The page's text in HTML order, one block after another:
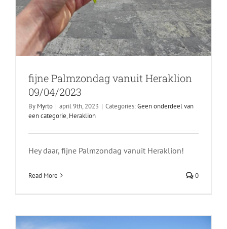
fijne Palmzondag vanuit Heraklion
09/04/2023
By Myrto | april 9th, 2023 | Categories:Geen onderdeel van
een categorie, Heraklion
Hey daar, fijne Palmzondag vanuit Heraklion!
Read More 0
Myrtos Stranden 31/03/2023